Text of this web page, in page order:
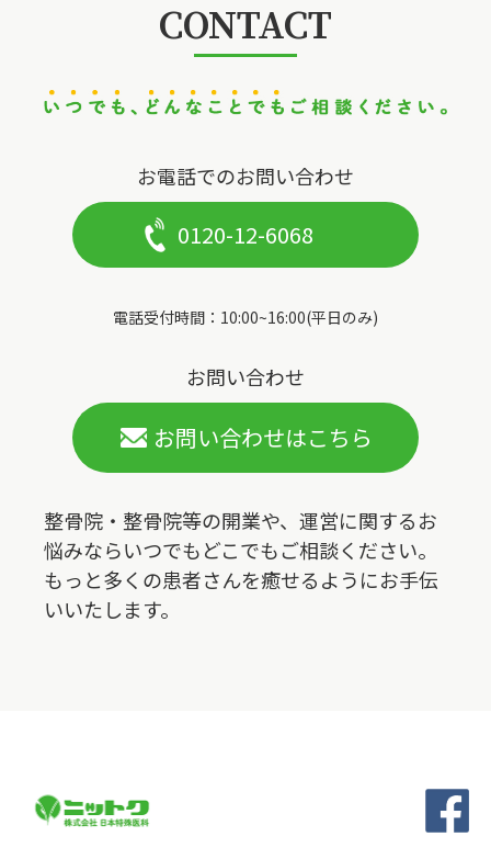
CONTACT
お電話でのお問い合わせ
0120-12-6068
電話受付時間：10:00~16:00(平日のみ)
お問い合わせ
お問い合わせはこちら
整骨院・整骨院等の開業や、運営に関するお
悩みならいつでもどこでもご相談ください。
もっと多くの患者さんを癒せるようにお手伝
いいたします。